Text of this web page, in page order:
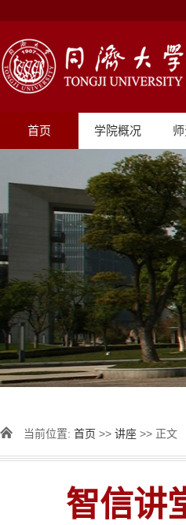
首页 学院概况
当前位置: 首页 >> 讲座 >> 正文
智信讲